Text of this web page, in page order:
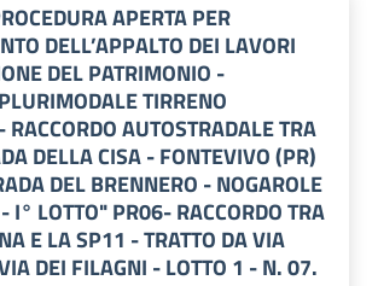
APERTA PER
DELL’APPALTO DEI LAVORI
DEL PATRIMONIO -
TIRRENO
RACCORDO AUTOSTRADALE TRA
DELLA CISA - FONTEVIVO (PR)
DEL BRENNERO - NOGAROLE
I° LOTTO" PR06- RACCORDO TRA
E LA SP11 - TRATTO DA VIA
DEI FILAGNI - LOTTO 1 - N. 07.